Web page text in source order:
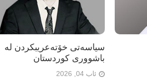
سیاسەتی خۆتەعریبکردن لە
باشووری کوردستان
ئاب 04, 2026